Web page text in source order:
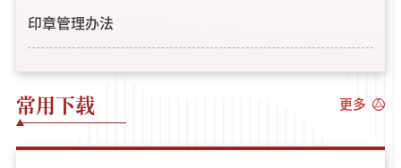
印章管理办法
常用下载 更多